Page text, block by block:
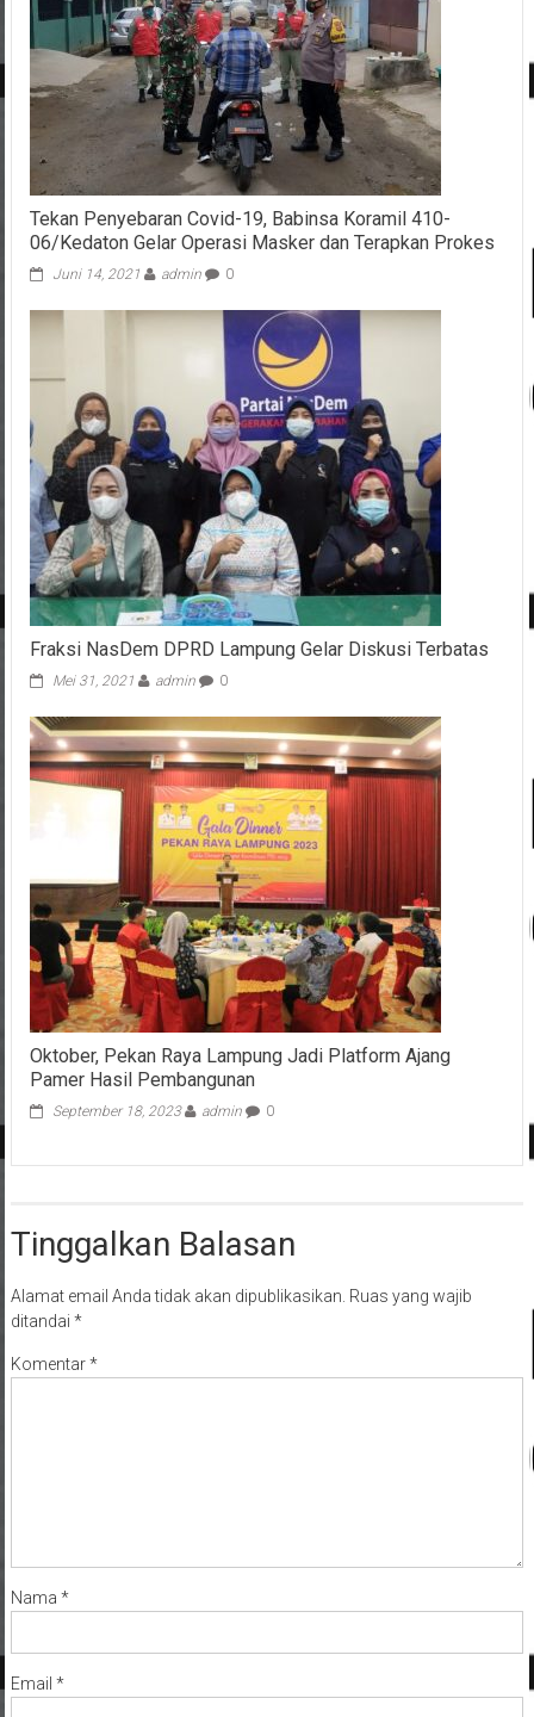
Tekan Penyebaran Covid-19, Babinsa Koramil 410-
06/Kedaton Gelar Operasi Masker dan Terapkan Prokes
Juni 14, 2021 admin 0
Fraksi NasDem DPRD Lampung Gelar Diskusi Terbatas
Mei 31, 2021 admin 0
Oktober, Pekan Raya Lampung Jadi Platform Ajang
Pamer Hasil Pembangunan
September 18, 2023 admin 0
Tinggalkan Balasan
Alamat email Anda tidak akan dipublikasikan. Ruas yang wajib
ditandai *
Komentar*
Nama *
Email *